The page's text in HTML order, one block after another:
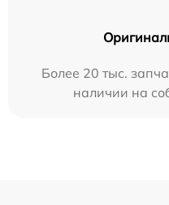
Более 20 тыс.
наличии на